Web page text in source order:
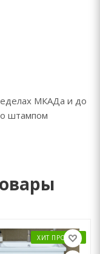
МКАДа и до
штампом
ХИТ ПРОДАЖ